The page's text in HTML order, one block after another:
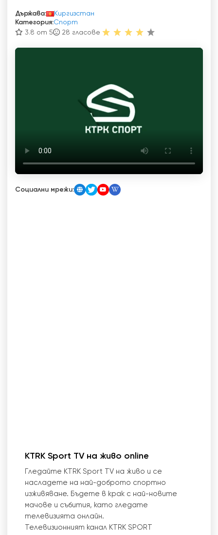
Държава:
Киргизстан
Категория:Спорт
3.8 от 5
28 гласове
Социални мрежи:
KTRK Sport TV на живо online
Гледайте KTRK Sport TV на живо и се
насладете на най-доброто спортно
изживяване. Бъдете в крак с най-новите
мачове и събития, като гледате
телевизията онлайн.
Телевизионният канал KTRK SPORT